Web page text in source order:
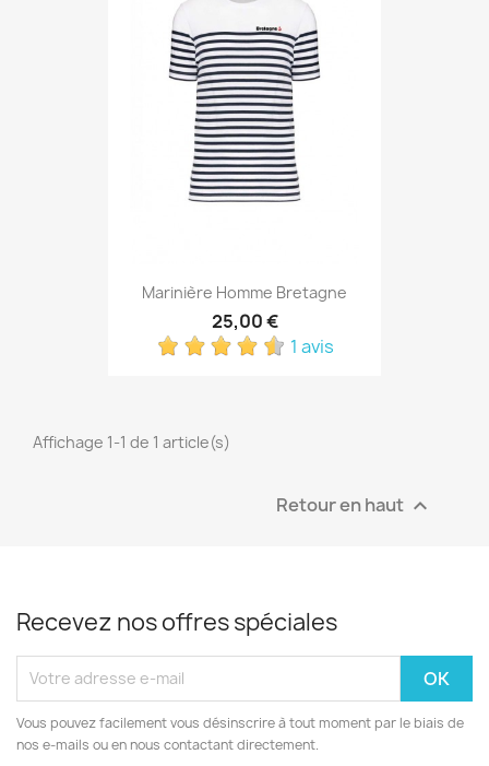
Marinière Homme Bretagne
25,00 €
1 avis
Affichage 1-1 de 1 article(s)
Retour en haut 
Recevez nos offres spéciales
Vous pouvez facilement vous désinscrire à tout moment par le biais de
nos e-mails ou en nous contactant directement.